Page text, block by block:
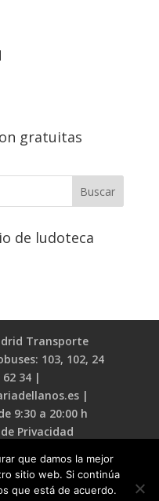
gratuitas
de ludoteca
Transporte
103, 102, 24
34 |
|
9:30 a 20:00 h
Privacidad
que damos la mejor
sitio web. Si continúa
que está de acuerdo.